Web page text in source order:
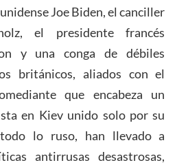
Joe Biden, el canciller
el presidente francés
y una conga de débiles
británicos, aliados con el
que encabeza un
en Kiev unido solo por su
lo ruso, han llevado a
antirrusas desastrosas,